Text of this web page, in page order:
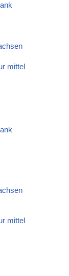
mittel
mittel